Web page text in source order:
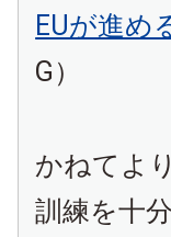
EUが進め
G）
かねてよ
訓練を十